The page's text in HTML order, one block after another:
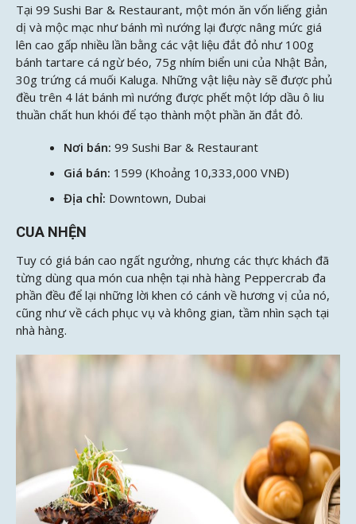
Tại 99 Sushi Bar & Restaurant, một món ăn vốn liếng giản
dị và mộc mạc như bánh mì nướng lại được nâng mức giá
lên cao gấp nhiều lần bằng các vật liệu đắt đỏ như 100g
bánh tartare cá ngừ béo, 75g nhím biển uni của Nhật Bản,
30g trứng cá muối Kaluga. Những vật liệu này sẽ được phủ
đều trên 4 lát bánh mì nướng được phết một lớp dầu ô liu
thuần chất hun khói để tạo thành một phần ăn đắt đỏ.
Nơi bán: 99 Sushi Bar & Restaurant
Giá bán: 1599 (Khoảng 10,333,000 VNĐ)
Địa chỉ: Downtown, Dubai
CUA NHỆN
Tuy có giá bán cao ngất ngưởng, nhưng các thực khách đã
từng dùng qua món cua nhện tại nhà hàng Peppercrab đa
phần đều để lại những lời khen có cánh về hương vị của nó,
cũng như về cách phục vụ và không gian, tầm nhìn sạch tại
nhà hàng.